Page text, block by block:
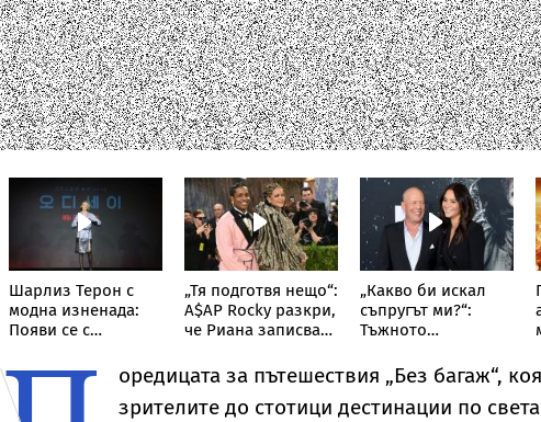
Шарлиз Терон с
модна изненада:
Появи се с
тип „дъждобран“
„Тя подготвя нещо“:
A$AP Rocky разкри,
че Риана записва
„Какво би искал
съпругът ми?“:
Тъжното
съпругата на Брус
Уилис след юбилея
ѝ
оредицата за пътешествия „Без багаж“,
зрителите до стотици дестинации по